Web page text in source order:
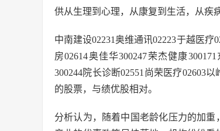
供从生理到心理，从康复到生活，从疾
中南建设02231奥维通讯02223于越医疗
房02614奥佳华300247荣杰健康
300244院长诊断02551尚荣医疗02603
的股票，与绩优股相对。
分析认为，随着中国老龄化压力的加